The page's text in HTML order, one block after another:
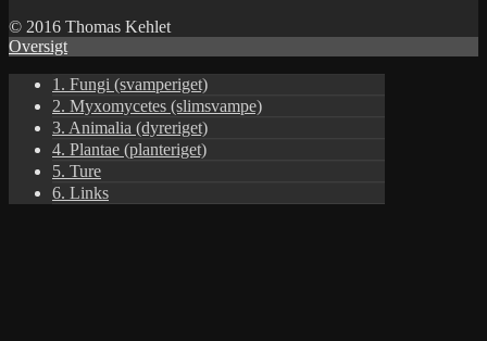
© 2016 Thomas Kehlet
Oversigt
1. Fungi (svamperiget)
2. Myxomycetes (slimsvampe)
3. Animalia (dyreriget)
4. Plantae (planteriget)
5. Ture
6. Links